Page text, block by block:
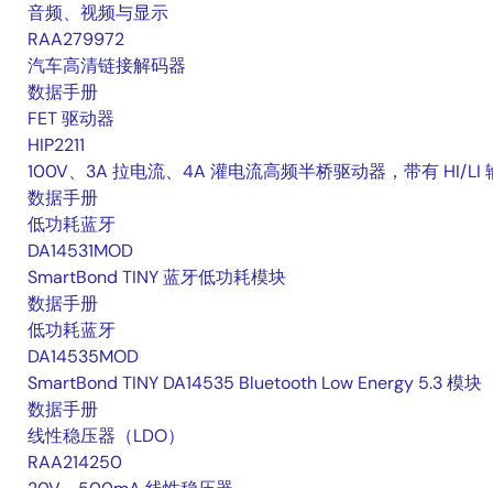
音频、视频与显示
RAA279972
汽车高清链接解码器
数据手册
FET 驱动器
HIP2211
100V、3A 拉电流、4A 灌电流高频半桥驱动器，带有 HI/LI
数据手册
低功耗蓝牙
DA14531MOD
SmartBond TINY 蓝牙低功耗模块
数据手册
低功耗蓝牙
DA14535MOD
SmartBond TINY DA14535 Bluetooth Low Energy 5.3 模块
数据手册
线性稳压器（LDO）
RAA214250